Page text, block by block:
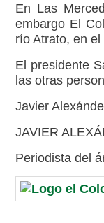
En Las
embargo El
río Atrato, en
El presidente
las otras
Javier
JAVIER
Periodista del